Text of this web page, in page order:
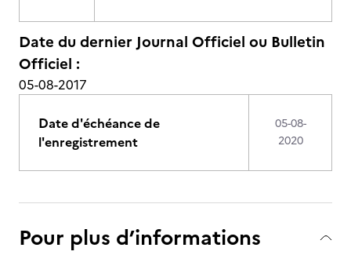
Date du dernier Journal Officiel ou Bulletin
Officiel :
05-08-2017
Date d'échéance de
l'enregistrement
05-08-
2020
Pour plus d’informations